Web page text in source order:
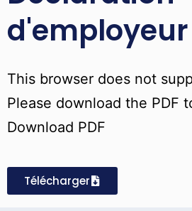
d'employeur
This browser does not
Please download the PDF
Download PDF
Télécharger